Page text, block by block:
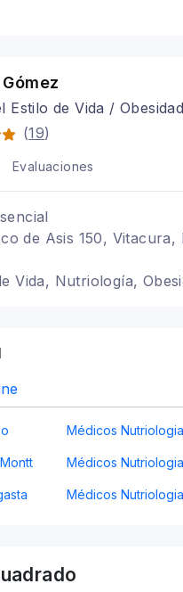
Estilo de Vida /
(19)
Evaluaciones
de Asis 150, Vitacura,
Vida, Nutriología,
Médicos
Médicos
Médicos